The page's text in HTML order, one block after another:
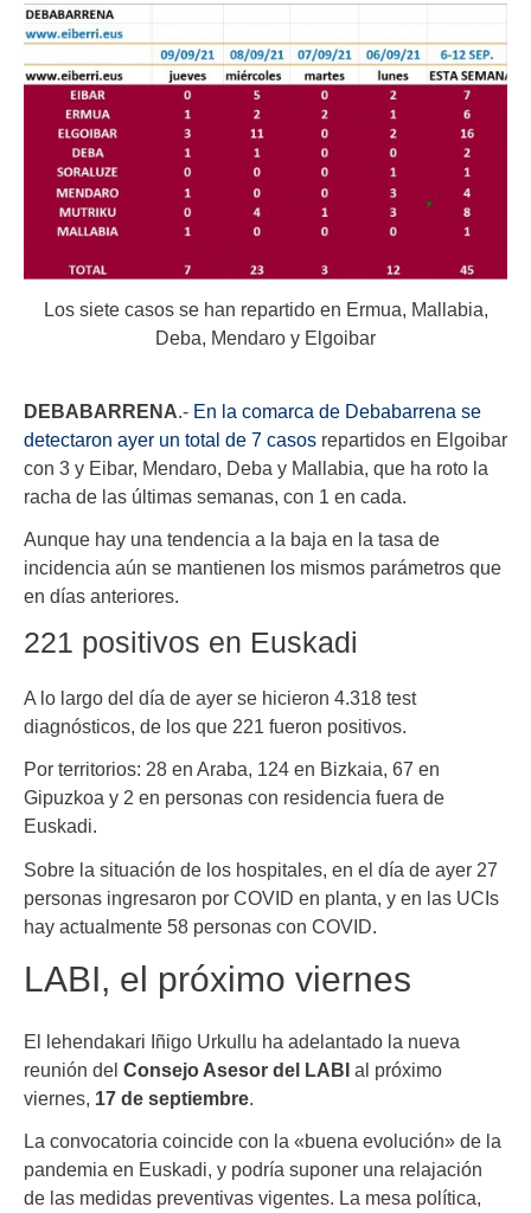
Los siete casos se han repartido en Ermua, Mallabia,
Deba, Mendaro y Elgoibar
DEBABARRENA.- En la comarca de Debabarrena se
detectaron ayer un total de 7 casos repartidos en Elgoibar
con 3 y Eibar, Mendaro, Deba y Mallabia, que ha roto la
racha de las últimas semanas, con 1 en cada.
Aunque hay una tendencia a la baja en la tasa de
incidencia aún se mantienen los mismos parámetros que
en días anteriores.
221 positivos en Euskadi
A lo largo del día de ayer se hicieron 4.318 test
diagnósticos, de los que 221 fueron positivos.
Por territorios: 28 en Araba, 124 en Bizkaia, 67 en
Gipuzkoa y 2 en personas con residencia fuera de
Euskadi.
Sobre la situación de los hospitales, en el día de ayer 27
personas ingresaron por COVID en planta, y en las UCIs
hay actualmente 58 personas con COVID.
LABI, el próximo viernes
El lehendakari Iñigo Urkullu ha adelantado la nueva
reunión del Consejo Asesor del LABI al próximo
viernes, 17 de septiembre.
La convocatoria coincide con la «buena evolución» de la
pandemia en Euskadi, y podría suponer una relajación
de las medidas preventivas vigentes. La mesa política,